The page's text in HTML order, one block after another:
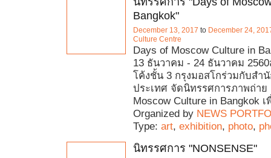
Bangkok"
December 13, 2017 to December 24,
Culture Centre
Days of Moscow Culture in
13 ธันวาคม - 24 ธันวาคม
โค้งชั้น 3 กรุงมอสโกร่วมกับสำ
ประเทศ จัดนิทรรศการภาพถ่าย
Moscow Culture in Bangkok
Organized by NEWS
Type: art, exhibition, photo,
นิทรรศการ "NONSENSE"